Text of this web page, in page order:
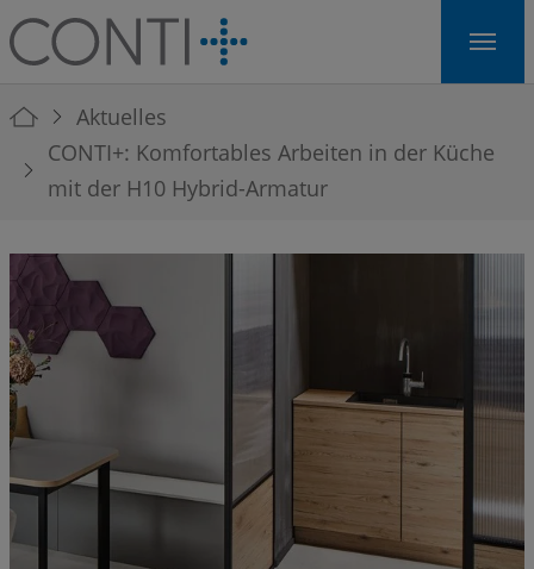
Skip to main navigation
Skip to main content
Skip to page footer
You are here:
Aktuelles
CONTI+: Komfortables Arbeiten in der Küche
mit der H10 Hybrid-Armatur